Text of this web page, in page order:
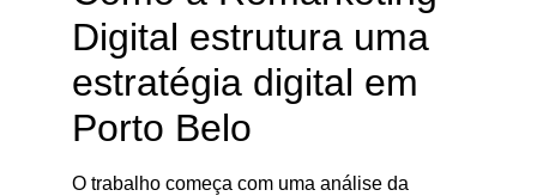
Digital estrutura uma
estratégia digital em
Porto Belo
O trabalho começa com uma análise da